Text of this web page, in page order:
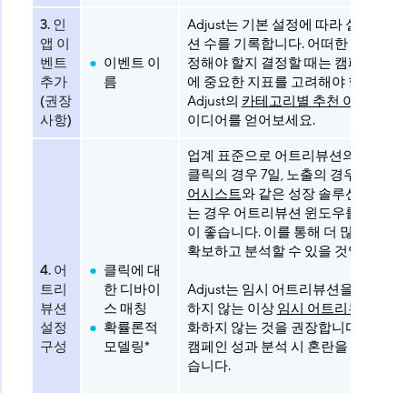
3. 인
앱 이
벤트
추가
(권장
사항)
이벤트 이
름
Adjust는 기본 설정에 따라 설치 수와
션 수를 기록합니다. 어떠한 이벤트
정해야 할지 결정할 때는 캠페인 최
에 중요한 지표를 고려해야 합니다.
Adjust의 카테고리별 추천 이벤트
이디어를 얻어보세요.
4. 어
트리
뷰션
설정
구성
클릭에 대
한 디바이
스 매칭
확률론적
모델링*
업계 표준으로 어트리뷰션의 윈도우
클릭의 경우 7일, 노출의 경우 1일입
어시스트와 같은 성장 솔루션을 사용
는 경우 어트리뷰션 윈도우를 늘리는
이 좋습니다. 이를 통해 더 많은 데이
확보하고 분석할 수 있을 것입니다.
Adjust는 임시 어트리뷰션을 별도로
하지 않는 이상 임시 어트리뷰션
화하지 않는 것을 권장합니다. 이를
캠페인 성과 분석 시 혼란을 방지할
습니다.